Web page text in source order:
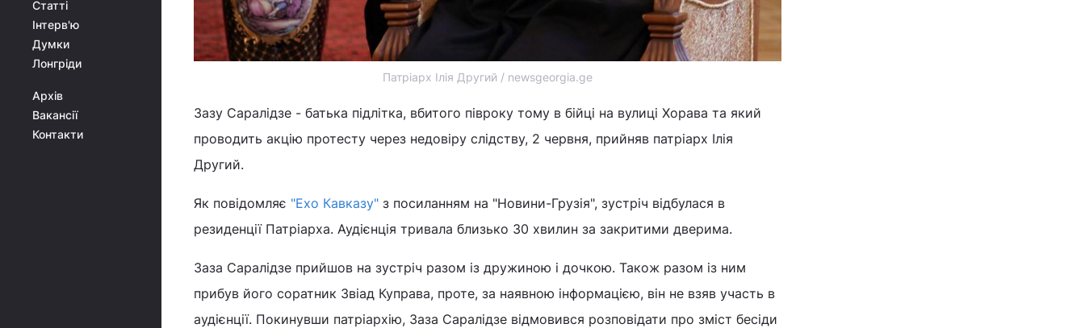
Статті
Інтерв'ю
Думки
Лонгріди
Архів
Вакансії
Контакти
Патріарх Ілія Другий / newsgeorgia.ge
Зазу Саралідзе - батька підлітка, вбитого півроку тому в бійці на вулиці Хорава та який
проводить акцію протесту через недовіру слідству, 2 червня, прийняв патріарх Ілія
Другий.
Як повідомляє "Ехо Кавказу" з посиланням на "Новини-Грузія", зустріч відбулася в
резиденції Патріарха. Аудієнція тривала близько 30 хвилин за закритими дверима.
Заза Саралідзе прийшов на зустріч разом із дружиною і дочкою. Також разом із ним
прибув його соратник Звіад Куправа, проте, за наявною інформацією, він не взяв участь в
аудієнції. Покинувши патріархію, Заза Саралідзе відмовився розповідати про зміст бесіди